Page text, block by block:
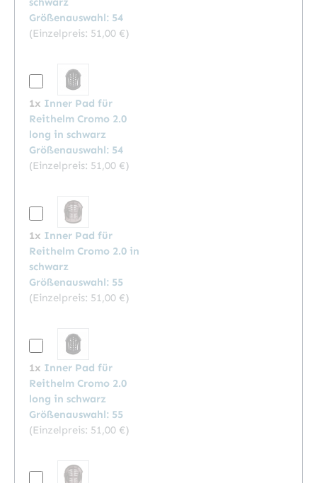
Größenauswahl: 54
(Einzelpreis: 51,00 €)
1x Inner Pad für
Reithelm Cromo 2.0
long in schwarz
Größenauswahl: 54
(Einzelpreis: 51,00 €)
1x Inner Pad für
Reithelm Cromo 2.0 in
schwarz
Größenauswahl: 55
(Einzelpreis: 51,00 €)
1x Inner Pad für
Reithelm Cromo 2.0
long in schwarz
Größenauswahl: 55
(Einzelpreis: 51,00 €)